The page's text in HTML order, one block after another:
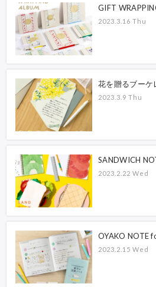
GIFT
2023.3.16 Thu
花を贈るブーケ
2023.3.9 Thu
SANDWICH
2023.2.22 Wed
OYAKO NOTE
2023.2.15 Wed